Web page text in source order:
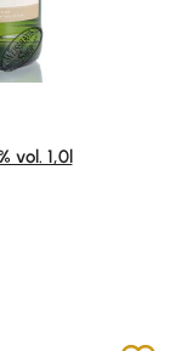
5 Sternen
vol. 1,0l